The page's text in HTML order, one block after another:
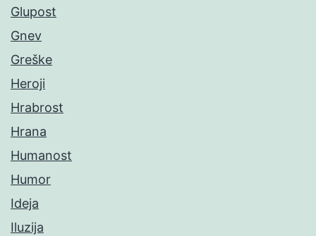
Glupost
Gnev
Greške
Heroji
Hrabrost
Hrana
Humanost
Humor
Ideja
Iluzija